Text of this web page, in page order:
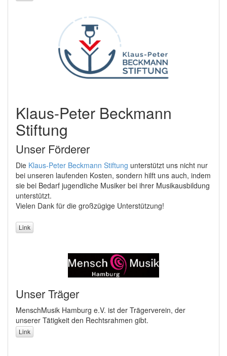
Klaus-Peter Beckmann
Stiftung
Unser Förderer
Die Klaus-Peter Beckmann Stiftung unterstützt uns nicht nur
bei unseren laufenden Kosten, sondern hilft uns auch, indem
sie bei Bedarf jugendliche Musiker bei ihrer Musikausbildung
unterstützt.
Vielen Dank für die großzügige Unterstützung!
Link
Unser Träger
MenschMusik Hamburg e.V. ist der Trägerverein, der
unserer Tätigkeit den Rechtsrahmen gibt.
Link